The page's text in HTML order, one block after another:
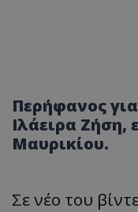
Περήφανος
Ιλάειρα Ζήση,
Μαυρικίου.
Σε νέο του